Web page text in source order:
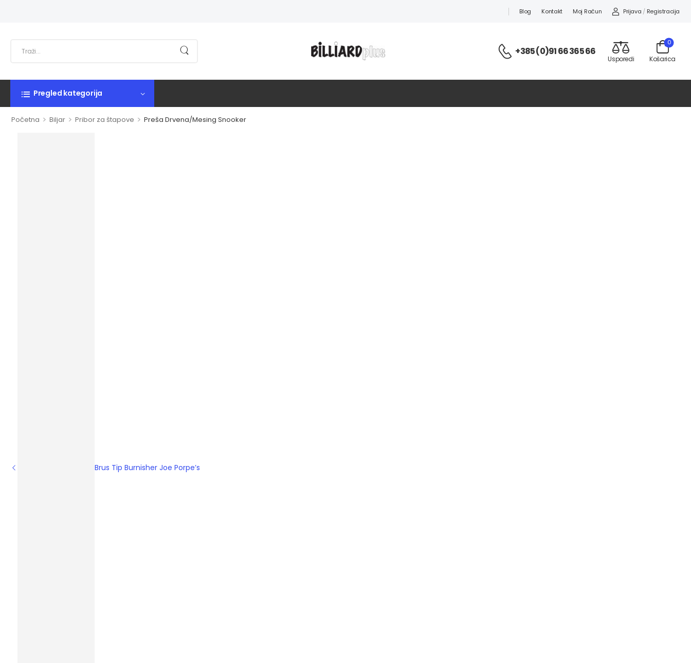
Blog Kontakt Moj Račun Prijava / Registracija
+385 (0)91 66 365 66
Usporedi Košarica
0
Pregled kategorija
Početna > Biljar > Pribor za štapove > Preša Drvena/Mesing Snooker
Brus Tip Burnisher Joe Porpe’s